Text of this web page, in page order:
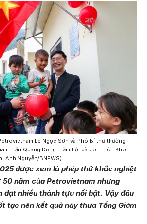
Lê Ngọc Sơn và Phó Bí thư thường
Trần Quang Dũng thăm hỏi bà con thôn Kho
Anh Nguyễn/BNEWS)
được xem là phép thử khắc nghiệt
năm của Petrovietnam nhưng
đạt nhiều thành tựu nổi bật. Vậy đâu
tạo nên kết quả này thưa Tổng Giám